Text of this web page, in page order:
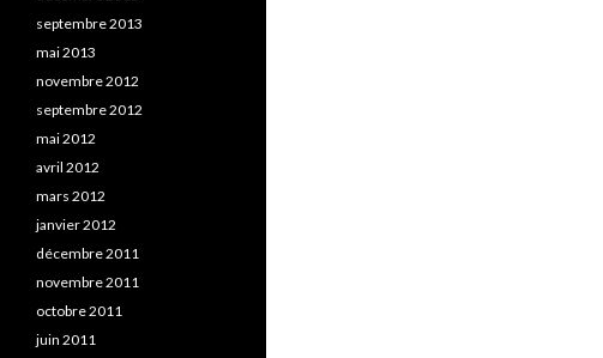
septembre 2013
mai 2013
novembre 2012
septembre 2012
mai 2012
avril 2012
mars 2012
janvier 2012
décembre 2011
novembre 2011
octobre 2011
juin 2011